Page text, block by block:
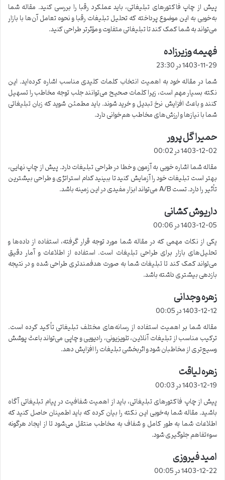
:
پیش از چاپ فاکتورهای تبلیغاتی، باید عملکرد رقبا را بررسی کنید. مقاله شما
به‌خوبی به این موضوع پرداخته که تحلیل تبلیغات رقبا و نحوه تعامل آن‌ها با بازار
می‌تواند به شما کمک کند تا تبلیغاتی متفاوت و مؤثرتر طراحی کنید.
فهیمه وزیرزادهف
:
1403-11-29 در 23:30
شما در مقاله خود به اهمیت انتخاب کلمات کلیدی مناسب اشاره کرده‌اید. این
نکته بسیار مهم است، زیرا کلمات صحیح می‌توانند جلب توجه مخاطب را تسهیل
کنند و باعث افزایش نرخ تبدیل و خرید شوند. باید مطمئن شوید که زبان تبلیغاتی
شما با نیازها و ارزش‌های مخاطب هم‌خوانی دارد.
حمیرا گل پرورف
:
1403-12-02 در 00:02
مقاله شما اشاره خوبی به آزمون و خطا در طراحی تبلیغات دارد. پیش از چاپ نهایی،
بهتر است تبلیغات خود را آزمایش کنید تا ببینید کدام استراتژی و طراحی بیشترین
تأثیر را دارد. تست A/B می‌تواند ابزار مفیدی در این زمینه باشد.
داریوش کشانیف
:
1403-12-05 در 00:06
یکی از نکات مهمی که در مقاله شما مورد توجه قرار گرفته، استفاده از داده‌ها و
تحلیل‌های بازار برای طراحی تبلیغات است. استفاده از اطلاعات و آمار دقیق
می‌تواند کمک کند تا تبلیغات شما به صورت هدفمندتری طراحی شده و در نتیجه
بازدهی بیشتری داشته باشد.
زهره وجدانیف
:
1403-12-12 در 00:05
مقاله شما بر اهمیت استفاده از رسانه‌های مختلف تبلیغاتی تأکید کرده است.
ترکیب مناسب از تبلیغات آنلاین، تلویزیونی، رادیویی و چاپی می‌تواند باعث پوشش
وسیع‌تری از مخاطبان شود و اثربخشی تبلیغات را افزایش دهد.
زهره لیاقت
ت
:
1403-12-19 در 00:03
پیش از چاپ فاکتورهای تبلیغاتی، باید از اهمیت شفافیت در پیام تبلیغاتی آگاه
باشید. مقاله شما به‌خوبی این نکته را بیان کرده که باید اطمینان حاصل کنید که
اطلاعات شما به طور کامل و شفاف به مخاطب منتقل می‌شود تا از ایجاد هرگونه
سوءتفاهم جلوگیری شود.
امید فیروزیف
1403-12-22 در 00:05